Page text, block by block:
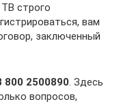
строго
вам
заключенный
800 2500890. Здесь
вопросов,